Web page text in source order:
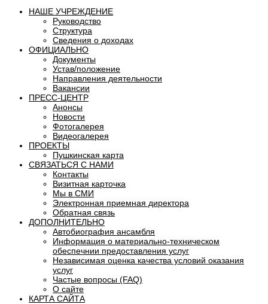
НАШЕ УЧРЕЖДЕНИЕ
Руководство
Структура
Сведения о доходах
ОФИЦИАЛЬНО
Документы
Устав/положение
Направления деятельности
Вакансии
ПРЕСС-ЦЕНТР
Анонсы
Новости
Фотогалерея
Видеогалерея
ПРОЕКТЫ
Пушкинская карта
СВЯЗАТЬСЯ С НАМИ
Контакты
Визитная карточка
Мы в СМИ
Электронная приемная директора
Обратная связь
ДОПОЛНИТЕЛЬНО
Автобиография ансамбля
Информация о материально-техническом
обеспечнии предоставления услуг
Независимая оценка качества условий оказания
услуг
Частые вопросы (FAQ)
О сайте
КАРТА САЙТА